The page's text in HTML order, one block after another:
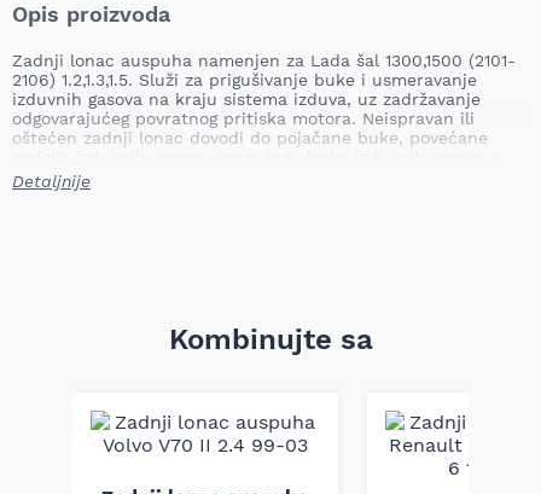
Opis proizvoda
Zadnji lonac auspuha namenjen za Lada šal 1300,1500 (2101-
2106) 1.2,1.3,1.5. Služi za prigušivanje buke i usmeravanje
izduvnih gasova na kraju sistema izduva, uz zadržavanje
odgovarajućeg povratnog pritiska motora. Neispravan ili
oštećen zadnji lonac dovodi do pojačane buke, povećane
putnički prostor i pogoršanja radnih karakteristika motora.
i pravilno odvođenje izduvnih gasova bez narušavanja
karakteristika motora. Dimenzije i konstrukcija odgovaraju
Napomena: kompatibilnost mora se proveriti po broju šasije.
Detaljnije
Kombinujte sa